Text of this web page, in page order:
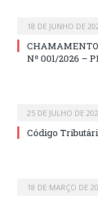
18 DE JUNHO DE
Nº 001/2026 –
25 DE JULHO DE
Código
18 DE MARÇO DE